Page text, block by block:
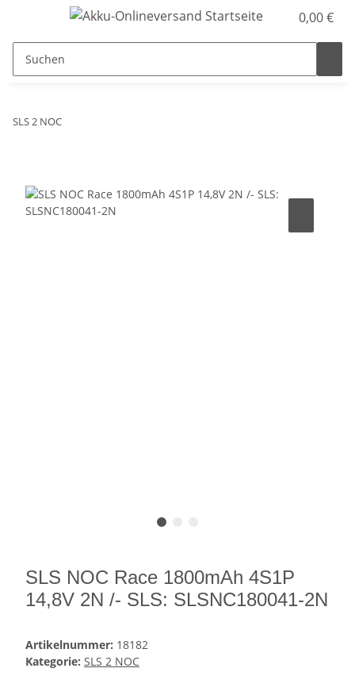
0,00 €
SLS 2 NOC
SLS NOC Race 1800mAh 4S1P
14,8V 2N /- SLS: SLSNC180041-2N
Artikelnummer: 18182
Kategorie: SLS 2 NOC